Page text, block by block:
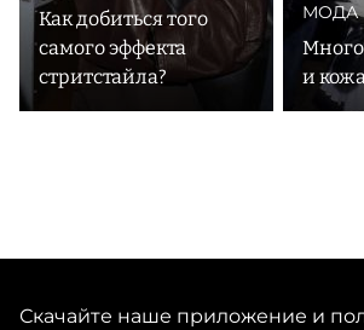
Как добиться того
самого эффекта
стритстайла?
МОДА
и
Скачайте наше приложение и